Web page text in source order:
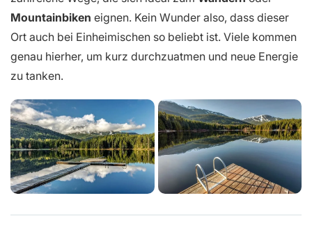
Mountainbiken eignen. Kein Wunder also, dass dieser
Ort auch bei Einheimischen so beliebt ist. Viele kommen
genau hierher, um kurz durchzuatmen und neue Energie
zu tanken.